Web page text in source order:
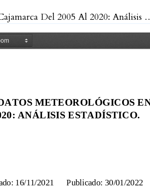
Del 2005 Al 2020: Análisis Estadístico